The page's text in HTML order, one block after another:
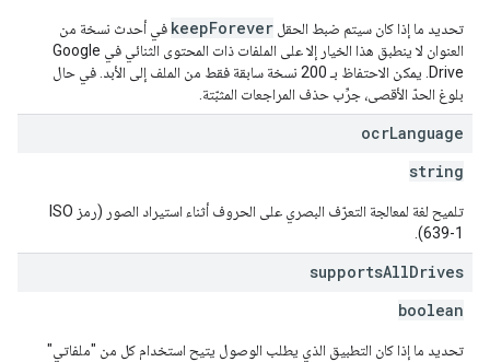
تحديد ما إذا كان سيتم ضبط الحقل keepForever في أحدث نسخة من
العنوان لا ينطبق هذا الخيار إلا على الملفات ذات المحتوى الثنائي في Google
Drive. يمكن الاحتفاظ بـ 200 نسخة سابقة فقط من الملف إلى الأبد. في حال
بلوغ الحدّ الأقصى، جرِّب حذف المراجعات المثبّتة.
ocrLanguage
string
تلميح لغة لمعالجة التعرّف البصري على الحروف أثناء استيراد الصور (رمز ISO
639-1).
supportsAllDrives
boolean
تحديد ما إذا كان التطبيق الذي يطلب الوصول يتيح استخدام كل من "ملفاتي"